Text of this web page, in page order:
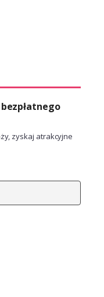
zyskaj atrakcyjne